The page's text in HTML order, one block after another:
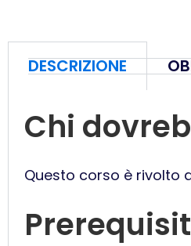
DESCRIZIONE
Chi
Questo corso è rivolto